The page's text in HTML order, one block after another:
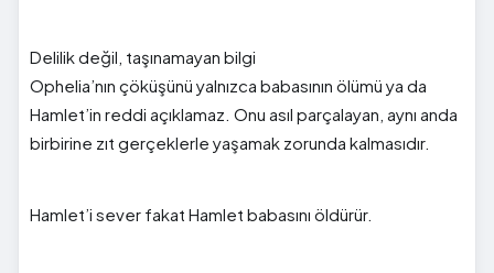
Delilik değil, taşınamayan bilgi
Ophelia’nın çöküşünü yalnızca babasının ölümü ya da
Hamlet’in reddi açıklamaz. Onu asıl parçalayan, aynı anda
birbirine zıt gerçeklerle yaşamak zorunda kalmasıdır.
Hamlet’i sever fakat Hamlet babasını öldürür.